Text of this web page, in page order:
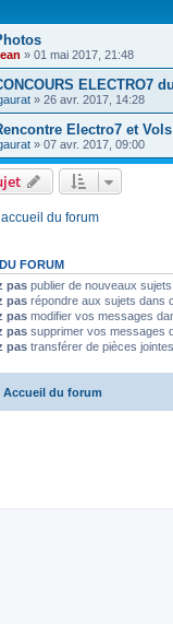
» 01 mai 2017, 21:48
ELECTRO7
» 26 avr. 2017, 14:28
Electro7 et
» 07 avr. 2017, 09:00
du forum
FORUM
pas publier de nouveaux
pas répondre aux sujets dans
pas modifier vos messages
pas supprimer vos messages
pas transférer de pièces
Accueil du forum